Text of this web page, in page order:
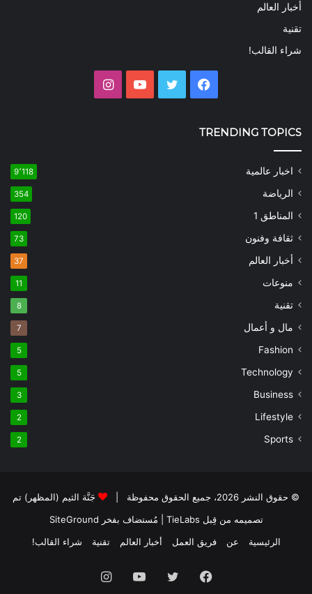
أخبار العالم
تقنية
شراء القالب!
فيسبوك تويتر يوتيوب
TRENDING TOPICS
اخبار عالمية 9٬118
الرياضة 354
المناطق 1 120
ثقافة وفنون 73
أخبار العالم 37
منوعات 11
تقنية 8
مال و أعمال 7
Fashion
5
Technology
5
Business
3
Lifestyle
2
Sports
2
© حقوق النشر 2026، جميع الحقوق محفوظة |
جَنَّة الثيم (المظهر) تم
تصميمه من قِبل TieLabs
| مُستضاف بفخر SiteGround
الرئيسية
عن فريق العمل أخبار العالم تقنية شراء القالب!
فيسبوك تويتر يوتيوب